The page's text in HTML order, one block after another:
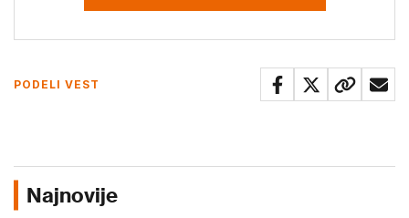
PODELI VEST
Najnovije